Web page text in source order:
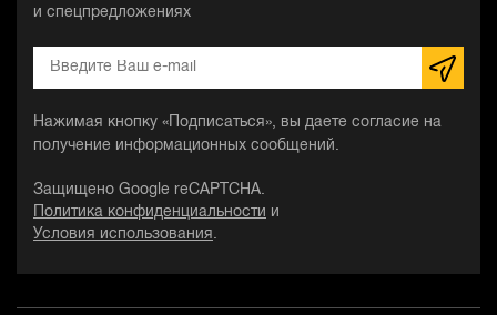
и спецпредложениях
Нажимая кнопку «Подписаться», вы даете согласие на
получение информационных сообщений.
Защищено Google reCAPTCHA.
Политика конфиденциальности
и
Условия использования .